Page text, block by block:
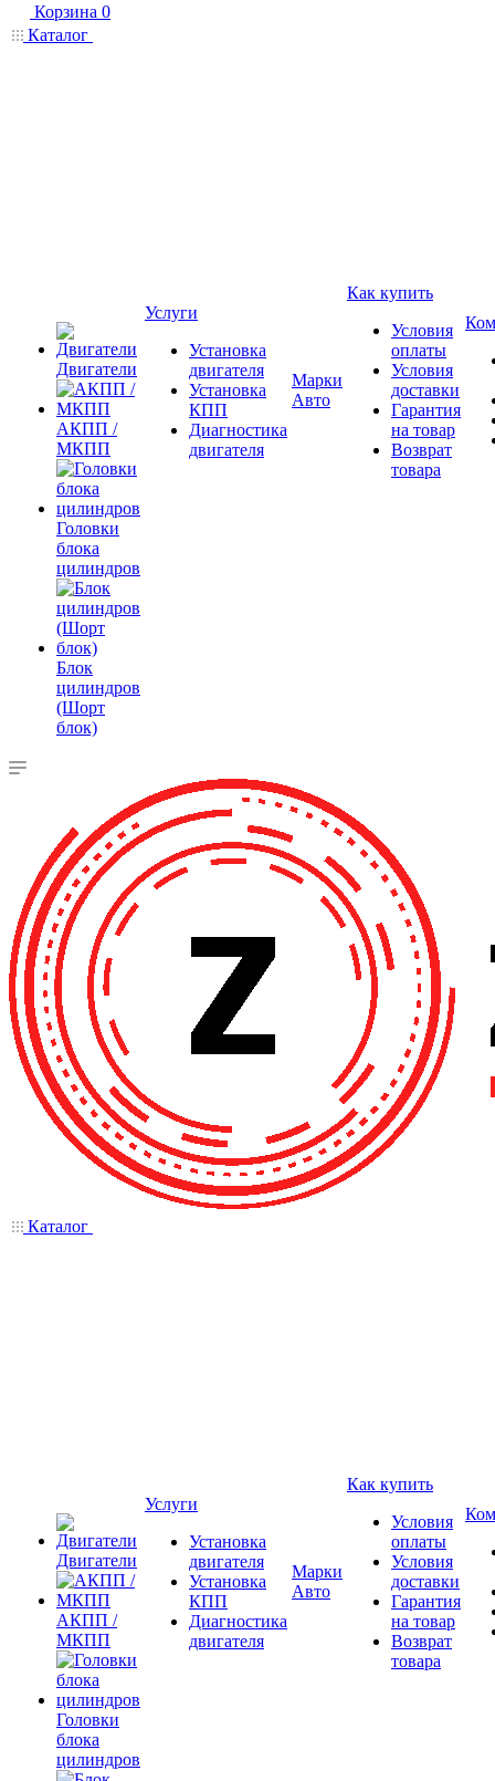
Корзина 0
Каталог
Двигатели
АКПП /
МКПП
Головки
блока
цилиндров
Блок
цилиндров
(Шорт
блок)
Услуги
Установка
двигателя
Установка
КПП
Диагностика
двигателя
Марки
Авто
Как купить
Условия
оплаты
Условия
доставки
Гарантия
на товар
Возврат
товара
Каталог
Двигатели
АКПП /
МКПП
Головки
блока
цилиндров
Услуги
Установка
двигателя
Установка
КПП
Диагностика
двигателя
Марки
Авто
Как купить
Условия
оплаты
Условия
доставки
Гарантия
на товар
Возврат
товара